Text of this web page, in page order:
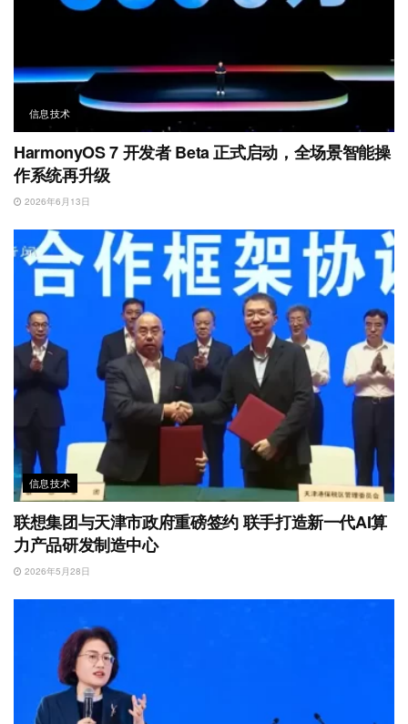
信息技术
HarmonyOS 7 开发者 Beta 正式启动，全场景智能操
作系统再升级
2026年6月13日
信息技术
联想集团与天津市政府重磅签约 联手打造新一代AI算
力产品研发制造中心
2026年5月28日